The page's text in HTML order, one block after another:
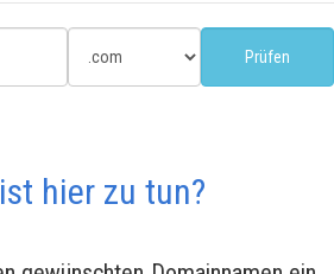
hier zu tun?